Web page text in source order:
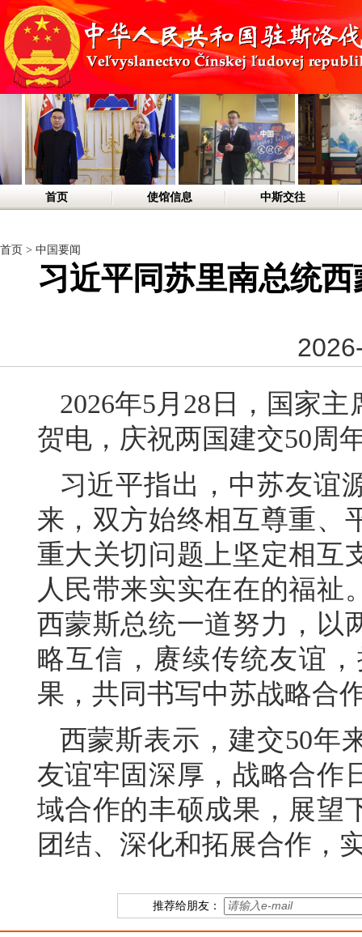
首页 使馆信息 中斯交往
首页 > 中国要闻
习近平同苏里南总统
2026年5月28日，国家
贺电，庆祝两国建交50周
习近平指出，中苏友谊
来，双方始终相互尊重、
重大关切问题上坚定相互
人民带来实实在在的福祉
西蒙斯总统一道努力，以
略互信，赓续传统友谊
果，共同书写中苏战略合
西蒙斯表示，建交50年
友谊牢固深厚，战略合作
域合作的丰硕成果，展望
团结、深化和拓展合作，
推荐给朋友：